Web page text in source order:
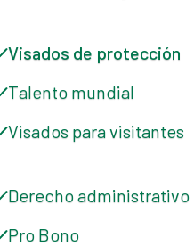
Visados de protección
Talento mundial
Visados para visitantes
Derecho administrativo
Pro Bono